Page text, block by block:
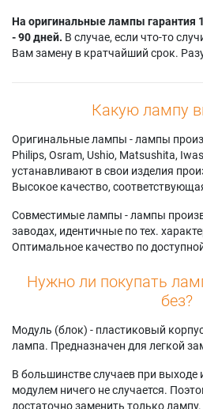
На оригинальные лампы гарантия
- 90 дней. В случае, если что-то
Вам замену в кратчайший срок.
Какую лампу
Оригинальные лампы - лампы
Philips, Osram, Ushio, Matsushita,
устанавливают в свои изделия
Высокое качество,
Совместимые лампы - лампы
заводах, идентичные по тех.
Оптимальное качество по
Нужно ли покупать
без?
Модуль (блок) - пластиковый
лампа. Предназначен для легкой
В большинстве случаев при выходе
модулем ничего не случается.
достаточно заменить только